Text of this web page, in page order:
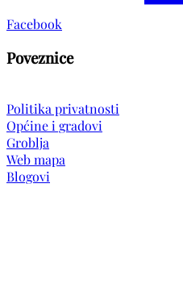
Facebook
Poveznice
Politika privatnosti
Općine i gradovi
Groblja
Web mapa
Blogovi